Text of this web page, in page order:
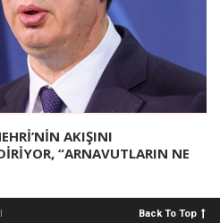
AKIŞINI
“ARNAVUTLARIN NE
Back To Top